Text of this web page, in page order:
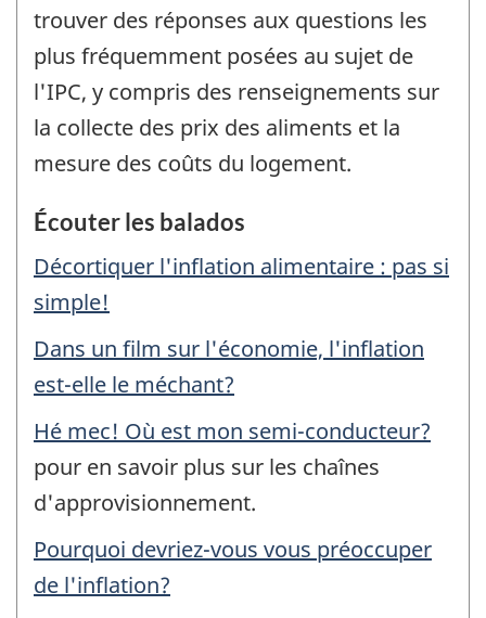
trouver des réponses aux questions les
plus fréquemment posées au sujet de
l'IPC, y compris des renseignements sur
la collecte des prix des aliments et la
mesure des coûts du logement.
Écouter les balados
Décortiquer l'inflation alimentaire : pas si
simple!
Dans un film sur l'économie, l'inflation
est-elle le méchant?
Hé mec! Où est mon semi-conducteur?
pour en savoir plus sur les chaînes
d'approvisionnement.
Pourquoi devriez-vous vous préoccuper
de l'inflation?